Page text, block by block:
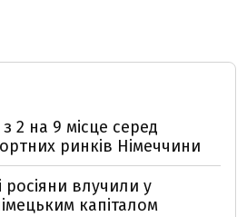
2 на 9 місце серед
ринків Німеччини
влучили у
капіталом